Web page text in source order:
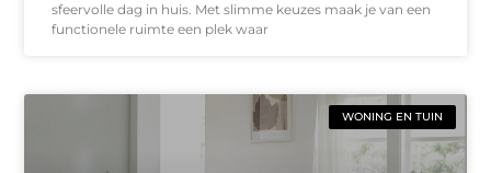
sfeervolle dag in huis. Met slimme keuzes maak je van een
functionele ruimte een plek waar
WONING EN TUIN